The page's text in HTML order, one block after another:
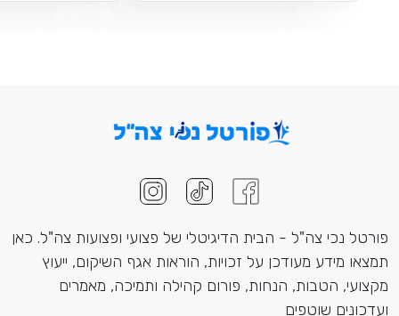
פורטל נכי צה"ל - הבית הדיגיטלי של פצועי ופצועות צה"ל. כאן
תמצאו מידע מעודכן על זכויות, הוראות אגף השיקום, ייעוץ
מקצועי, הטבות, הנחות, פורום קהילה ותמיכה, מאמרים
ועדכונים שוטפים